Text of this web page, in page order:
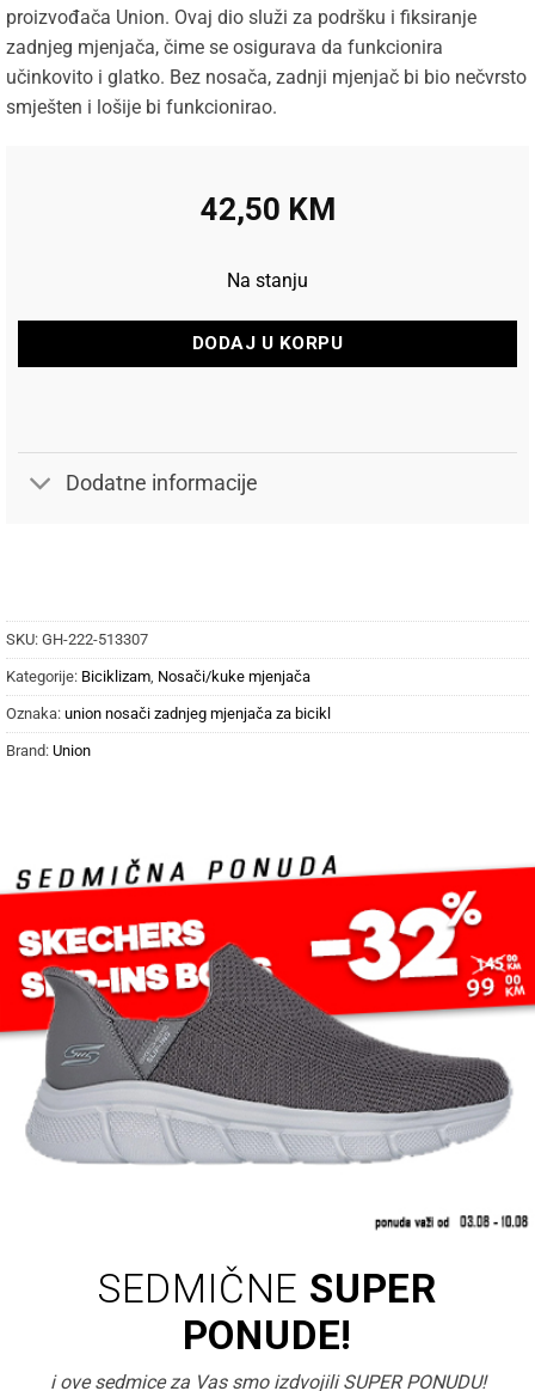
proizvođača Union. Ovaj dio služi za podršku i fiksiranje
zadnjeg mjenjača, čime se osigurava da funkcionira
učinkovito i glatko. Bez nosača, zadnji mjenjač bi bio nečvrsto
smješten i lošije bi funkcionirao.
42,50 KM
Na stanju
DODAJ U KORPU
Dodatne informacije
SKU: GH-222-513307
Kategorije: Biciklizam, Nosači/kuke mjenjača
Oznaka: union nosači zadnjeg mjenjača za bicikl
Brand: Union
SEDMIČNE SUPER
PONUDE!
i ove sedmice za Vas smo izdvojili SUPER PONUDU!